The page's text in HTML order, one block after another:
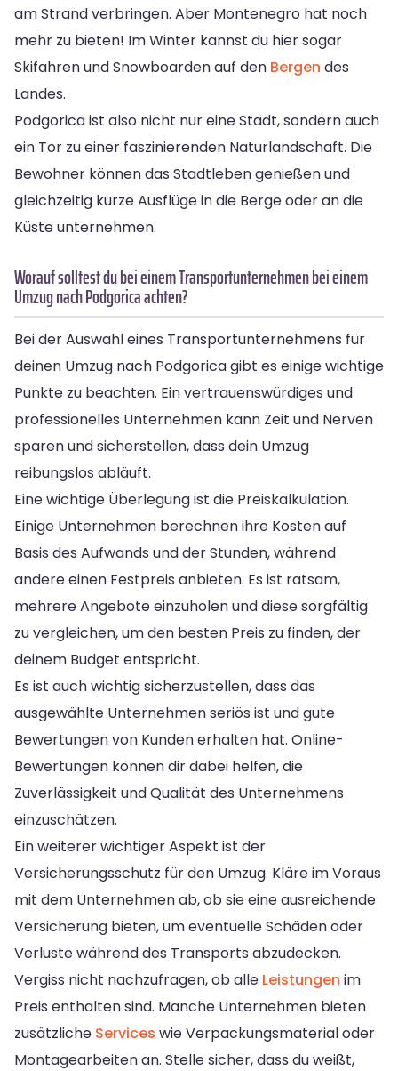
am Strand verbringen. Aber Montenegro hat noch
mehr zu bieten! Im Winter kannst du hier sogar
Skifahren und Snowboarden auf den Bergen des
Landes.
Podgorica ist also nicht nur eine Stadt, sondern auch
ein Tor zu einer faszinierenden Naturlandschaft. Die
Bewohner können das Stadtleben genießen und
gleichzeitig kurze Ausflüge in die Berge oder an die
Küste unternehmen.
Worauf solltest du bei einem Transportunternehmen bei einem
Umzug nach Podgorica achten?
Bei der Auswahl eines Transportunternehmens für
deinen Umzug nach Podgorica gibt es einige wichtige
Punkte zu beachten. Ein vertrauenswürdiges und
professionelles Unternehmen kann Zeit und Nerven
sparen und sicherstellen, dass dein Umzug
reibungslos abläuft.
Eine wichtige Überlegung ist die Preiskalkulation.
Einige Unternehmen berechnen ihre Kosten auf
Basis des Aufwands und der Stunden, während
andere einen Festpreis anbieten. Es ist ratsam,
mehrere Angebote einzuholen und diese sorgfältig
zu vergleichen, um den besten Preis zu finden, der
deinem Budget entspricht.
Es ist auch wichtig sicherzustellen, dass das
ausgewählte Unternehmen seriös ist und gute
Bewertungen von Kunden erhalten hat. Online-
Bewertungen können dir dabei helfen, die
Zuverlässigkeit und Qualität des Unternehmens
einzuschätzen.
Ein weiterer wichtiger Aspekt ist der
Versicherungsschutz für den Umzug. Kläre im Voraus
mit dem Unternehmen ab, ob sie eine ausreichende
Versicherung bieten, um eventuelle Schäden oder
Verluste während des Transports abzudecken.
Vergiss nicht nachzufragen, ob alle Leistungen im
Preis enthalten sind. Manche Unternehmen bieten
zusätzliche Services wie Verpackungsmaterial oder
Montagearbeiten an. Stelle sicher, dass du weißt,